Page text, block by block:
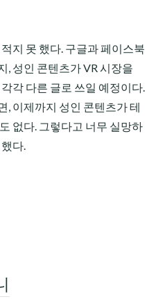
지 못 했다. 구글과 페이스북
, 성인 콘텐츠가 VR 시장을
각 다른 글로 쓰일 예정이다.
, 이제까지 성인 콘텐츠가 테
없다. 그렇다고 너무 실망하
다.